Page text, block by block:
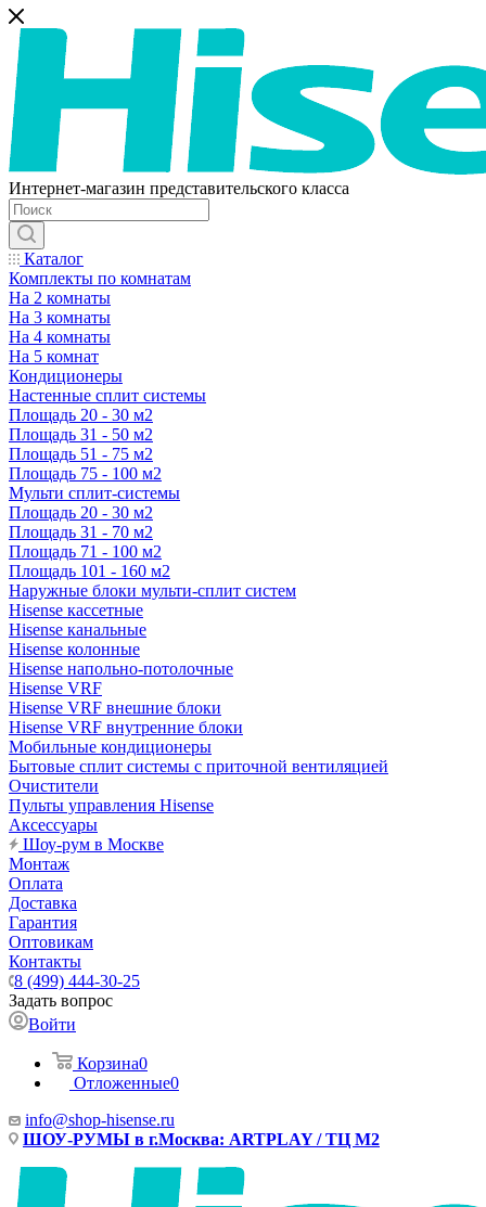
Интернет-магазин представительского класса
Каталог
Комплекты по комнатам
На 2 комнаты
На 3 комнаты
На 4 комнаты
На 5 комнат
Кондиционеры
Настенные сплит системы
Площадь 20 - 30 м2
Площадь 31 - 50 м2
Площадь 51 - 75 м2
Площадь 75 - 100 м2
Мульти сплит-системы
Площадь 20 - 30 м2
Площадь 31 - 70 м2
Площадь 71 - 100 м2
Площадь 101 - 160 м2
Наружные блоки мульти-сплит систем
Hisense кассетные
Hisense канальные
Hisense колонные
Hisense напольно-потолочные
Hisense VRF
Hisense VRF внешние блоки
Hisense VRF внутренние блоки
Мобильные кондиционеры
Бытовые сплит системы с приточной вентиляцией
Очистители
Пульты управления Hisense
Аксессуары
Шоу-рум в Москве
Монтаж
Оплата
Доставка
Гарантия
Оптовикам
Контакты
8 (499) 444-30-25
Задать вопрос
Войти
Корзина0
Отложенные0
info@shop-hisense.ru
ШОУ-РУМЫ в г.Москва: ARTPLAY / ТЦ М2